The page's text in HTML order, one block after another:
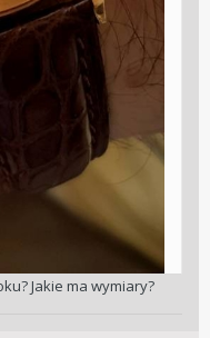
Jakie ma wymiary?